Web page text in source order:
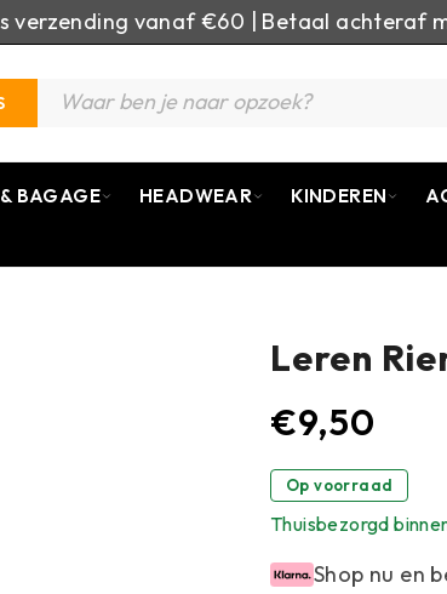
verzending vanaf €60 | Betaal achteraf
BAGAGE HEADWEAR KINDEREN
Leren
€9,50
Op voorraad
Thuisbezorgd
Shop nu en